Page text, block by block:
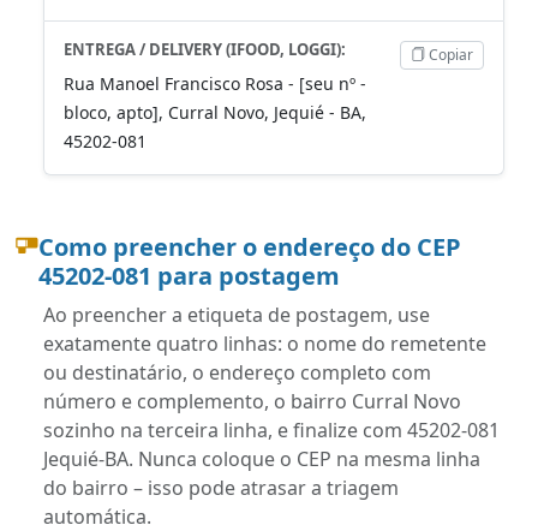
ENTREGA / DELIVERY (IFOOD, LOGGI):
Rua Manoel Francisco Rosa - [seu nº -
bloco, apto], Curral Novo, Jequié - BA,
45202-081
Copiar
Como preencher o endereço do CEP
45202-081 para postagem
Ao preencher a etiqueta de postagem, use
exatamente quatro linhas: o nome do remetente
ou destinatário, o endereço completo com
número e complemento, o bairro Curral Novo
sozinho na terceira linha, e finalize com 45202-081
Jequié-BA. Nunca coloque o CEP na mesma linha
do bairro – isso pode atrasar a triagem
automática.